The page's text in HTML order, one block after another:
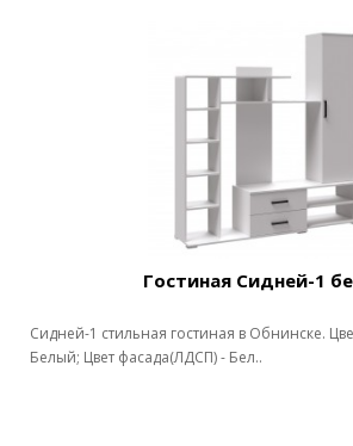
Гостиная Сидней-1
Сидней-1 стильная гостиная в Обнинске.
Белый; Цвет фасада(ЛДСП) - Бел..